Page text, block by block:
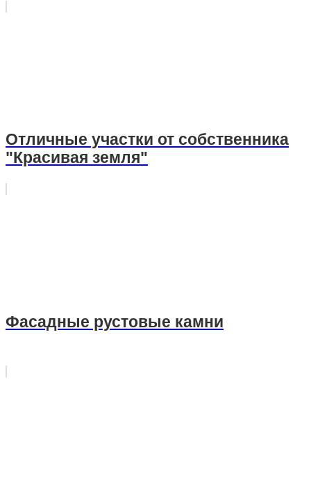
Отличные участки от собственника
"Красивая земля"
Фасадные рустовые камни